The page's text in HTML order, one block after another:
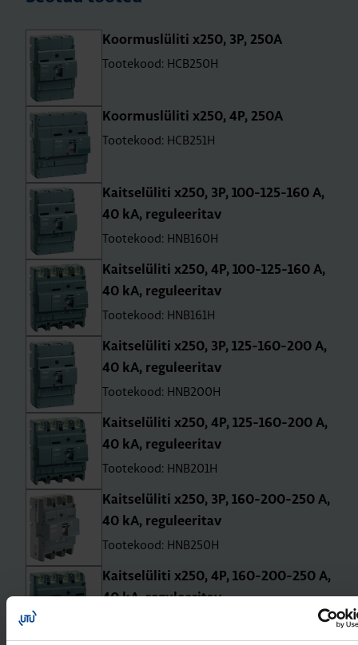
Koor­mus­lü­liti x250, 3P, 250A
Tootekood: HCB250H
Koor­mus­lü­liti x250, 4P, 250A
Tootekood: HCB251H
Kait­se­lü­liti x250, 3P, 100-125-160 A,
40 kA, regu­lee­ri­tav
Tootekood: HNB160H
Kait­se­lü­liti x250, 4P, 100-125-160 A,
40 kA, regu­lee­ri­tav
Tootekood: HNB161H
Kait­se­lü­liti x250, 3P, 125-160-200 A,
40 kA, regu­lee­ri­tav
Tootekood: HNB200H
Kait­se­lü­liti x250, 4P, 125-160-200 A,
40 kA, regu­lee­ri­tav
Tootekood: HNB201H
Kait­se­lü­liti x250, 3P, 160-200-250 A,
40 kA, regu­lee­ri­tav
Tootekood: HNB250H
Kait­se­lü­liti x250, 4P, 160-200-250 A,
40 kA, regu­lee­ri­tav